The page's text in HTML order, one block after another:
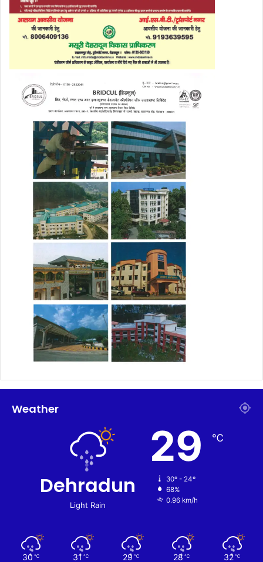
Weather
Dehradun
Light Rain
29 ℃
30º - 24º
68%
0.96 km/h
30 ℃ 31 ℃ 29 ℃ 28 ℃ 32 ℃